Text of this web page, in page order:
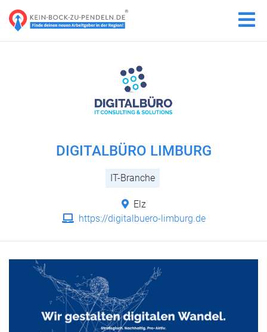
DIGITALBÜRO LIMBURG
IT-Branche
Elz
https://digitalbuero-limburg.de